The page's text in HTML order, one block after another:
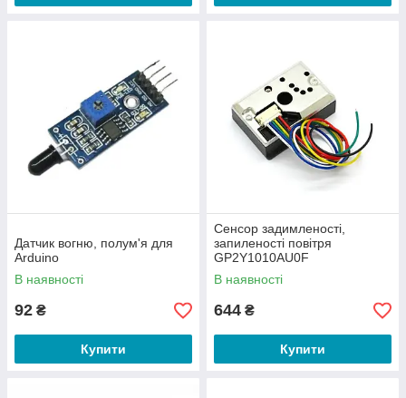
Датчик вогню, полум'я для
Arduino
В наявності
92 ₴
Купити
Сенсор задимленості,
запиленості повітря
GP2Y1010AU0F
В наявності
644 ₴
Купити